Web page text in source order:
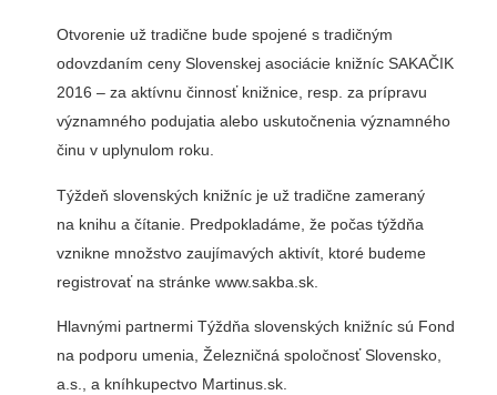
Otvorenie už tradične bude spojené s tradičným
odovzdaním ceny Slovenskej asociácie knižníc SAKAČIK
2016 – za aktívnu činnosť knižnice, resp. za prípravu
významného podujatia alebo uskutočnenia významného
činu v uplynulom roku.
Týždeň slovenských knižníc je už tradične zameraný
na knihu a čítanie. Predpokladáme, že počas týždňa
vznikne množstvo zaujímavých aktivít, ktoré budeme
registrovať na stránke www.sakba.sk.
Hlavnými partnermi Týždňa slovenských knižníc sú Fond
na podporu umenia, Železničná spoločnosť Slovensko,
a.s., a kníhkupectvo Martinus.sk.